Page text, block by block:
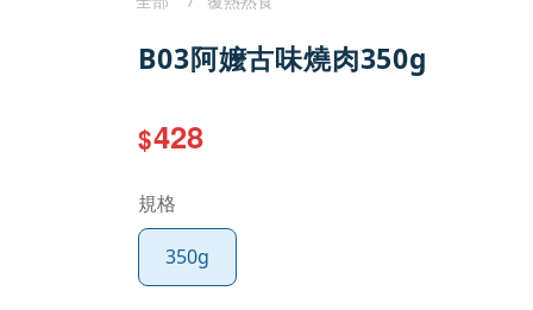
B03阿嬤古味燒肉350g
$428
規格
350g